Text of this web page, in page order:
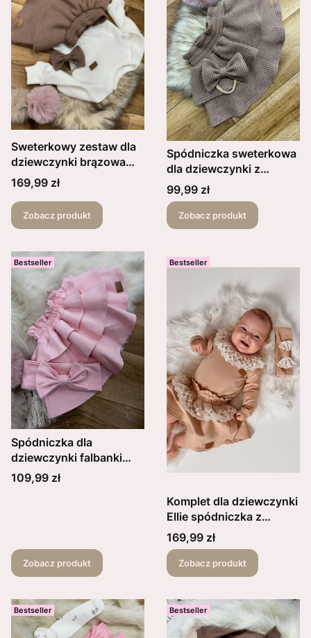
Sweterkowy zestaw dla
dziewczynki brązowa
spódniczka plus opaska
oraz kremowy sweterek
blank jesieniary
Cena
169,99 zł
Zobacz produkt
Spódniczka sweterkowa
dla dziewczynki z
falbanką szeroki pas
kolor brązowy blank
Cena
99,99 zł
Zobacz produkt
Bestseller
Spódniczka dla
dziewczynki falbanki
love brzoskwiniowa plus
opaska z kokardką
Cena
109,99 zł
Zobacz produkt
Bestseller
Komplet dla dziewczynki
Ellie spódniczka z
koronką plus body lub
bluzka koronka falbanka
plus opaska z kokardką
kolory do wyboru
Cena
169,99 zł
Zobacz produkt
Bestseller Bestseller